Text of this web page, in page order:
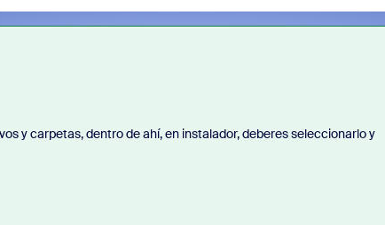
y carpetas, dentro de ahí, en instalador, deberes seleccionarlo y